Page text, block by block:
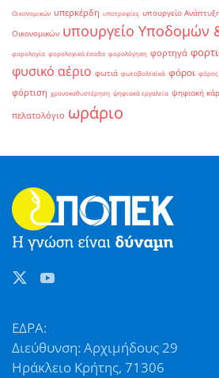
Οικονομικών υπερκέρδη υποτροφίες υπουργείο
Οικονομικών υπουργείο Υποδομών
φορολογία φορολογικά έσοδα φορολόγηση φορτηγά
φυσικό αέριο φωτιά φωτοβολταϊκά φόροι φόρος
φόρτιση χρονοκαθυστέρηση ψηφιακά εργαλεία ψηφιακή
πελατολόγιο ωράριο
ΕΔΡΑ:
Διεύθυνση: Αρχιμήδους 29
Ηράκλειο Κρήτης, 71306